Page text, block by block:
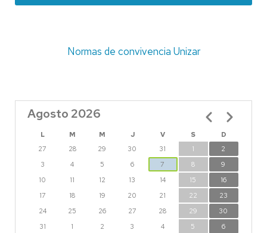
Normas de convivencia Unizar
Agosto 2026
L M M J V S
D
27
28 29 30 31 1
2
3
4 5 6 7 8
9
10
11 12 13 14 15
16
17
18 19 20 21 22
23
24
25 26 27 28 29
30
31
1 2 3 4 5 6
Paginación